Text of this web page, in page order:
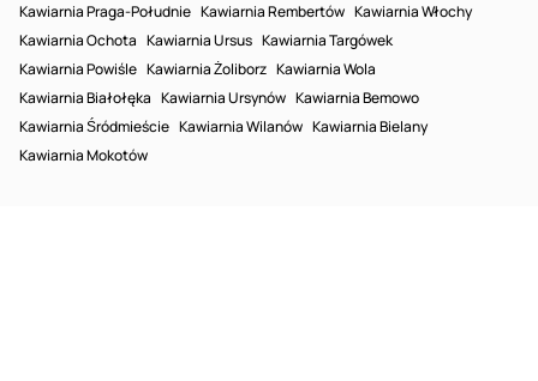
Kawiarnia Praga-Południe Kawiarnia Rembertów Kawiarnia Włochy
Kawiarnia Ochota Kawiarnia Ursus Kawiarnia Targówek
Kawiarnia Powiśle Kawiarnia Żoliborz Kawiarnia Wola
Kawiarnia Białołęka Kawiarnia Ursynów Kawiarnia Bemowo
Kawiarnia Śródmieście Kawiarnia Wilanów Kawiarnia Bielany
Kawiarnia Mokotów